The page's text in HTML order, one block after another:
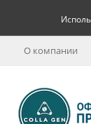
О компании